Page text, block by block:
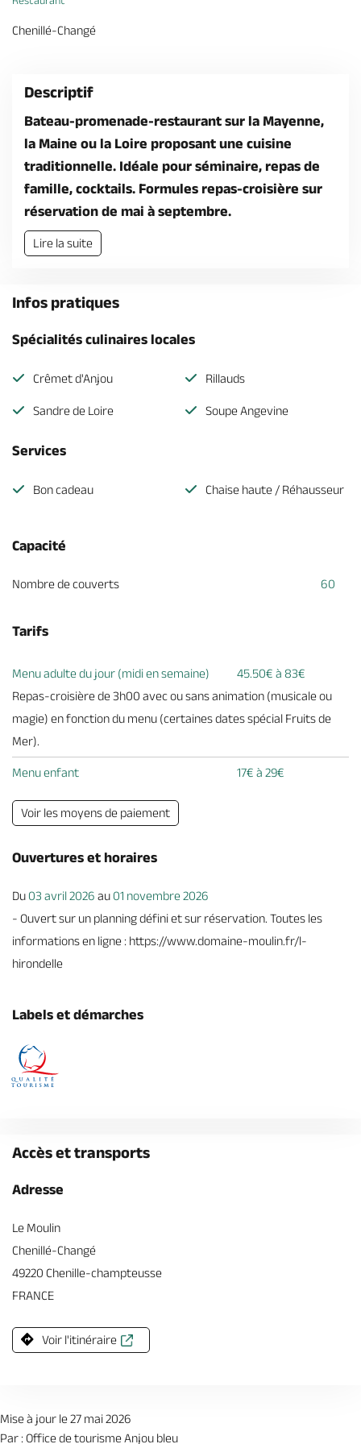
Brochures & Cartes Offices de tourisme Comment venir ? Ecrivez-nous
Chenillé-Changé
Descriptif
Bateau-promenade-restaurant sur la Mayenne,
la Maine ou la Loire proposant une cuisine
traditionnelle. Idéale pour séminaire, repas de
famille, cocktails. Formules repas-croisière sur
réservation de mai à septembre.
Lire la suite
Infos pratiques
Spécialités culinaires locales
Crêmet d'Anjou Rillauds
Sandre de Loire Soupe Angevine
Services
Bon cadeau Chaise haute / Réhausseur
Capacité
Nombre de couverts 60
Tarifs
Menu adulte du jour (midi en semaine)
45.50€ à 83€
Repas-croisière de 3h00 avec ou sans animation (musicale ou
magie) en fonction du menu (certaines dates spécial Fruits de
Mer).
Menu enfant 17€ à 29€
Voir les moyens de paiement
Ouvertures et horaires
Du 03 avril 2026 au 01 novembre 2026
- Ouvert sur un planning défini et sur réservation. Toutes les
informations en ligne : https://www.domaine-moulin.fr/l-
hirondelle
Labels et démarches
Accès et transports
Adresse
Le Moulin
Chenillé-Changé
49220 Chenille-champteusse
FRANCE
Voir l'itinéraire
Mise à jour le 27 mai 2026
Par : Office de tourisme Anjou bleu